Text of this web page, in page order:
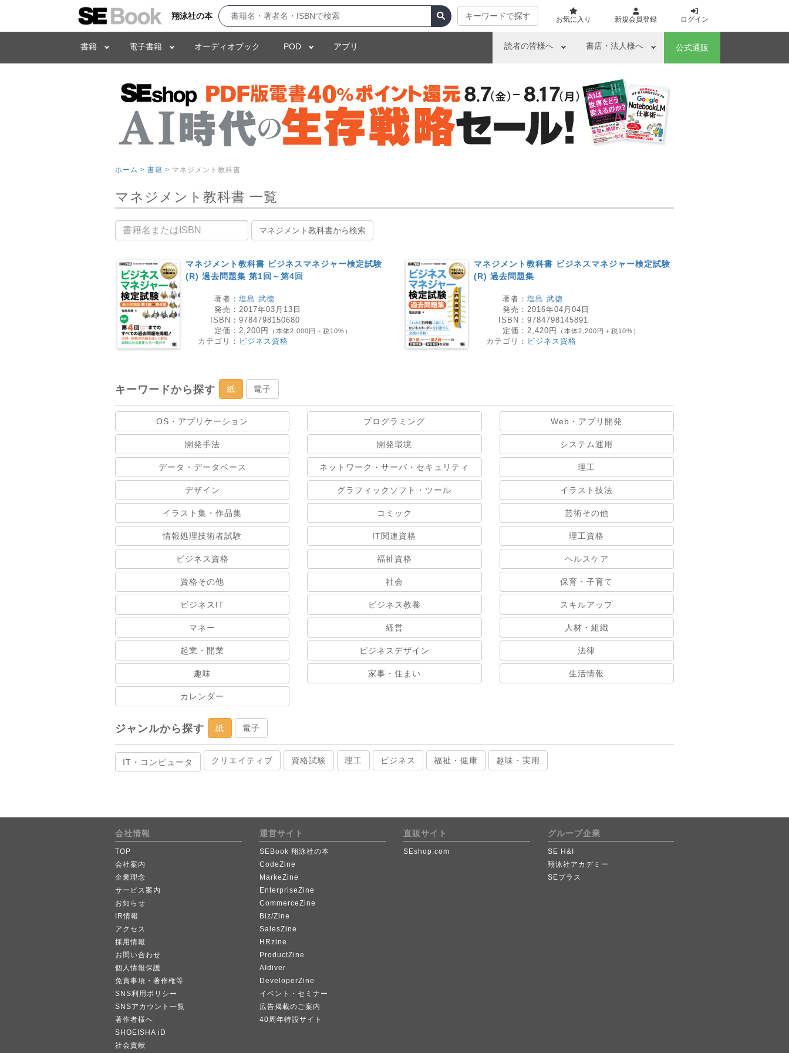
翔泳社の本 キーワードで探す お気に入り 新規会員登録 ログイン
書籍 電子書籍 オーディオブック POD アプリ 読者の皆様へ 書店・法人様へ 公式通販
ホーム > 書籍 > マネジメント教科書
マネジメント教科書 一覧
書籍名 マネジメント教科書から検索
マネジメント教科書 ビジネスマネジャー検定試験
(R) 過去問題集 第1回～第4回
著者： 塩島 武徳
発売： 2017年03月13日
ISBN： 9784798150680
定価： 2,200円 （本体2,000円＋税10%）
カテゴリ： ビジネス資格
マネジメント教科書 ビジネスマネジャー検定試験
(R) 過去問題集
著者： 塩島 武徳
発売： 2016年04月04日
ISBN： 9784798145891
定価： 2,420円 （本体2,200円＋税10%）
カテゴリ： ビジネス資格
キーワードから探す 紙 電子
OS・アプリケーション プログラミング Web・アプリ開発
開発手法 開発環境 システム運用
データ・データベース ネットワーク・サーバ・セキュリティ 理工
デザイン グラフィックソフト・ツール イラスト技法
イラスト集・作品集 コミック 芸術その他
情報処理技術者試験 IT関連資格 理工資格
ビジネス資格 福祉資格 ヘルスケア
資格その他 社会 保育・子育て
ビジネスIT ビジネス教養 スキルアップ
マネー 経営 人材・組織
起業・開業 ビジネスデザイン 法律
趣味 家事・住まい 生活情報
カレンダー
ジャンルから探す 紙 電子
IT・コンピュータ クリエイティブ 資格試験 理工 ビジネス 福祉・健康 趣味・実用
会社情報
TOP
会社案内
企業理念
サービス案内
お知らせ
IR情報
アクセス
採用情報
お問い合わせ
個人情報保護
免責事項・著作権等
SNS利用ポリシー
SNSアカウント一覧
著作者様へ
SHOEISHA iD
社会貢献
運営サイト
SEBook 翔泳社の本
CodeZine
MarkeZine
EnterpriseZine
CommerceZine
Biz/Zine
SalesZine
HRzine
ProductZine
AIdiver
DeveloperZine
イベント・セミナー
広告掲載のご案内
40周年特設サイト
直販サイト
SEshop.com
グループ企業
SE H&I
翔泳社アカデミー
SEプラス